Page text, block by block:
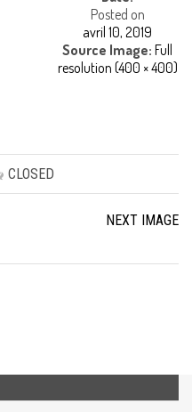
Posted on
avril 10, 2019
Source Image:Full
resolution (400 × 400)
CLOSED
NEXT IMAGE